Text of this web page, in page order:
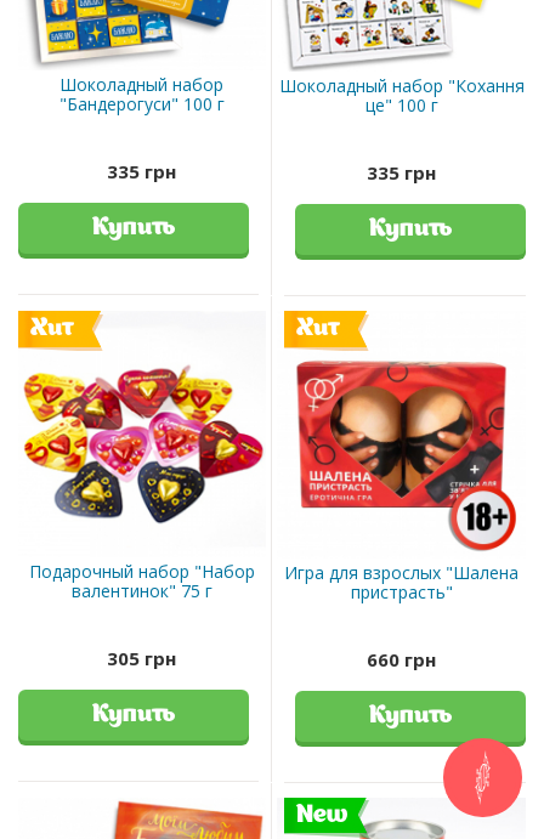
Шоколадный набор
"Бандерогуси" 100 г
335 грн
Купить
Шоколадный набор "Кохання
це" 100 г
335 грн
Купить
Хит
Подарочный набор "Набор
валентинок" 75 г
305 грн
Купить
Хит
Игра для взрослых "Шалена
пристрасть"
660 грн
Купить
New